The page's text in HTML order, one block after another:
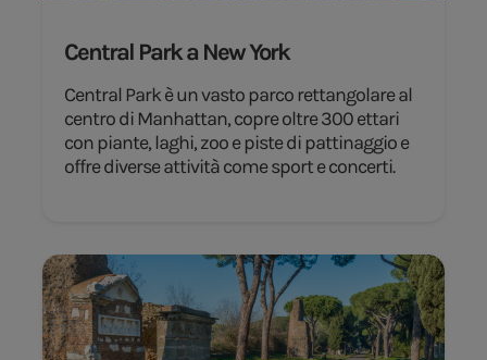
Central Park a New York
Central Park è un vasto parco rettangolare al
centro di Manhattan, copre oltre 300 ettari
con piante, laghi, zoo e piste di pattinaggio e
offre diverse attività come sport e concerti.